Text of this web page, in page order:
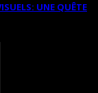
UNE QUÊTE